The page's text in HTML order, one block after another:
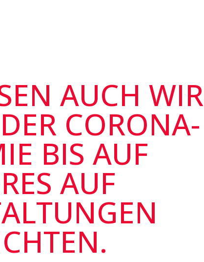
AUCH WIR
CORONA-
BIS AUF
AUF